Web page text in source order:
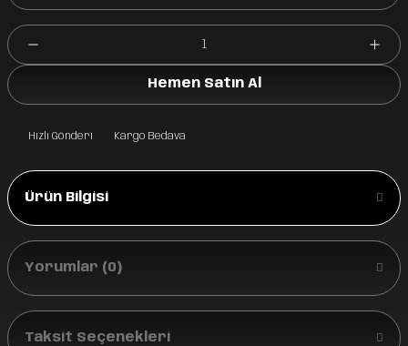
Hemen Satın Al
Hızlı Gönderi Kargo Bedava
Ürün Bilgisi
Yorumlar (0)
Taksit Seçenekleri